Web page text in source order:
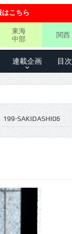
こちら
東海
中部
関西
連載企画 目次
199-SAKIDASHI06